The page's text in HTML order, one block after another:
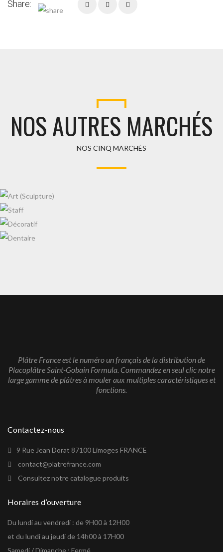
Share:
NOS AUTRES MARCHÉS
NOS CINQ MARCHÉS
ART (SCULPTURE)
STAFF
DÉCORATIF
Plâtre France est le numéro un français de la distribution de
Placoplâtre Saint-Gobain Formula. Commandez en seul clic notre
large gamme de plâtres à mouler aux multiples caractéristiques et
fonctions.
Contactez-nous
9 Rue Jean Dorat 87100 Limoges FRANCE
contact@platrefrance.com
Consultez notre catalogue produits
Horaires d’ouverture
Du lundi au vendredi : de 9H00 à 12H00
et du lundi au jeudi de 14h00 à 17H00
Samedi / Dimanche : Fermé